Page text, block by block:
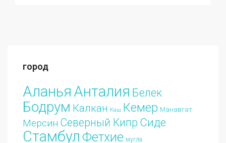
город
Аланья Анталия Белек
Бодрум Калкан Каш Кемер Манавгат
Мерсин Северный Кипр Сиде
Стамбул Фетхие мугла